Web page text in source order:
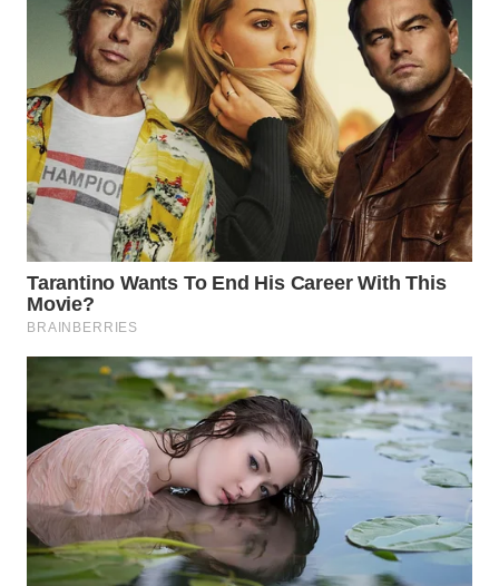
SELATAN
WN
TANJUNG
LESUNG
WN
KARO
WN
SIMALUNGUN
LABUHANBATU
WN
TAPANULI
TENGAH
WN DELI
SERDANG